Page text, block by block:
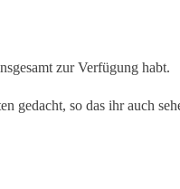
zur Verfügung habt.
gedacht, so das ihr auch